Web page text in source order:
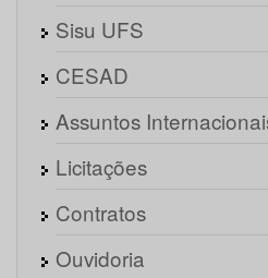
Sisu UFS
CESAD
Assuntos
Licitações
Contratos
Ouvidoria